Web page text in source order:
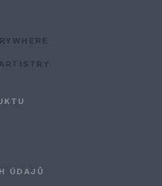
ÚDAJŮ